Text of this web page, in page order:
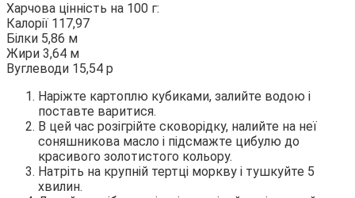
Харчова цінність на 100 г:
Калорії 117,97
Білки 5,86 м
Жири 3,64 м
Вуглеводи 15,54 р
Наріжте картоплю кубиками, залийте водою і
поставте варитися.
В цей час розігрійте сковорідку, налийте на неї
соняшникова масло і підсмажте цибулю до
красивого золотистого кольору.
Натріть на крупній тертці моркву і тушкуйте 5
хвилин.